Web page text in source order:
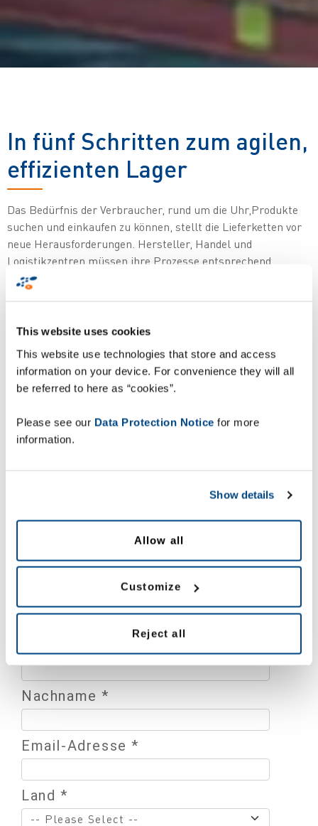
This website uses cookies
This website use technologies that store and access
information on your device. For convenience they will all
be referred to here as “cookies”.
Please see our Data Protection Notice for more
information.
Show details
Allow all
Customize
Reject all
In fünf Schritten zum agilen,
effizienten Lager
Das Bedürfnis der Verbraucher, rund um die Uhr,Produkte
suchen und einkaufen zu können, stellt die Lieferketten vor
neue Herausforderungen. Hersteller, Handel und
Logistikzentren müssen ihre Prozesse entsprechend
anpassen. Angesichts des stetig ansteigenden Volumens, der
Fachkräftemangels müssen die Lagerprozesse modernisiert
werden, um mit der aktuellen Entwicklung Schritt zu halten.
Die intelligente Ausstattung der Arbeitskräfte mit
Schlüssel zur agilen, fehlerfreien Auftragslogistik.
herunter und erfahren Sie, wie Sie Effizienz, Genauigkeit und
Laden Sie das Dokument
Nachname *
Email-Adresse *
Land *